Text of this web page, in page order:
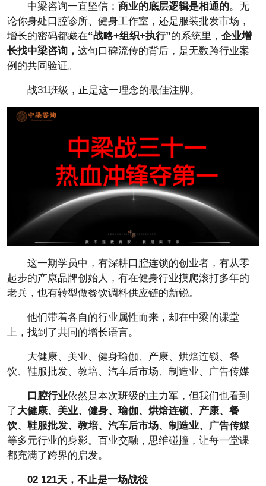
中梁咨询一直坚信： 商业的底层逻辑是相通的。无
论你身处口腔诊所、健身工作室，还是服装批发市场，
增长的密码都藏在“战略+组织+执行”的系统里， 企业增
长找中梁咨询 ， 这句口碑流传的背后，是无数跨行业案
例的共同验证。
战31班级，正是这一理念的最佳注脚。
这一期学员中，有深耕口腔连锁的创业者，有从零
起步的产康品牌创始人，有在健身行业摸爬滚打多年的
老兵，也有转型做餐饮调料供应链的新锐。
他们带着各自的行业属性而来，却在中梁的课堂
上，找到了共同的增长语言。
大健康、美业、健身瑜伽、产康、烘焙连锁、餐
饮、鞋服批发、教培、汽车后市场、制造业、广告传媒
口腔行业依然是本次班级的主力军，但我们也看到
了大健康、美业、 健身、 瑜伽、烘焙连锁、 产康、餐
饮、 鞋服批发、 教培、汽车后市场、制造业、
广告传媒
等多元行业的身影。百业交融，思维碰撞，让每一堂课
都充满了跨界的启发。
02 121天，不止是一场战役